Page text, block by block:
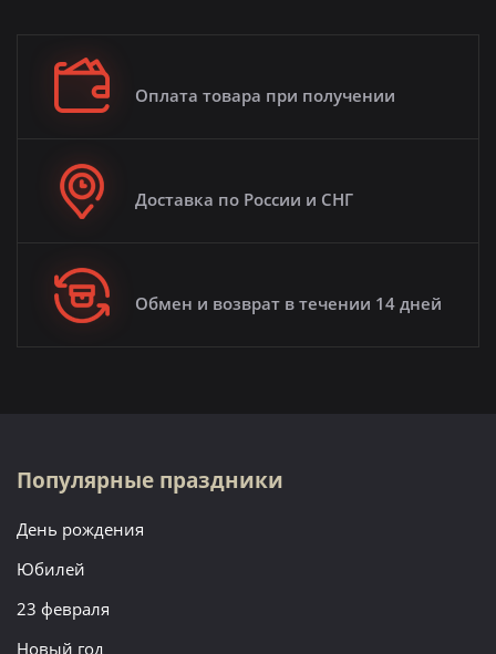
Оплата товара при получении
Доставка по России и СНГ
Обмен и возврат в течении 14 дней
Популярные праздники
День рождения
Юбилей
23 февраля
Новый год